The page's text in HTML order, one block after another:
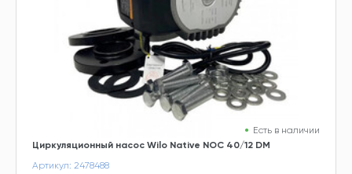
Есть в наличии
Циркуляционный насос Wilo Native NOC 40/12 DM
Артикул: 2478488